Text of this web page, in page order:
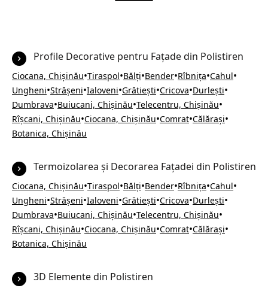
Profile Decorative pentru Fațade din Polistiren
Ciocana, Chișinău•Tiraspol•Bălți•Bender•Rîbnița•Cahul•
Ungheni•Strășeni•Ialoveni•Grătiești•Cricova•Durlești•
Dumbrava•Buiucani, Chișinău•Telecentru, Chișinău•
Rîșcani, Chișinău•Ciocana, Chișinău•Comrat•Călărași•
Botanica, Chișinău
Termoizolarea și Decorarea Fațadei din Polistiren
Ciocana, Chișinău•Tiraspol•Bălți•Bender•Rîbnița•Cahul•
Ungheni•Strășeni•Ialoveni•Grătiești•Cricova•Durlești•
Dumbrava•Buiucani, Chișinău•Telecentru, Chișinău•
Rîșcani, Chișinău•Ciocana, Chișinău•Comrat•Călărași•
Botanica, Chișinău
3D Elemente din Polistiren